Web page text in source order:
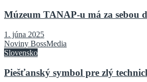
Múzeum TANAP-u má za sebou
1. júna 2025
Noviny BossMedia
Slovensko
Piešťanský symbol pre zlý